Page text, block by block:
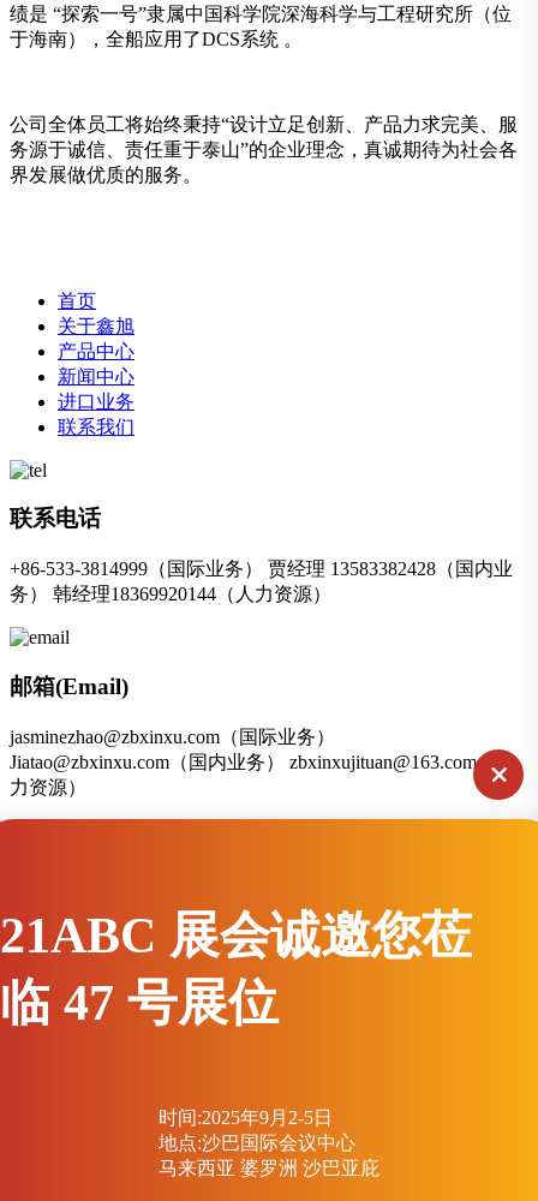
绩是 “探索一号”隶属中国科学院深海科学与工程研究所（位
于海南），全船应用了DCS系统 。
公司全体员工将始终秉持“设计立足创新、产品力求完美、服
务源于诚信、责任重于泰山”的企业理念，真诚期待为社会各
界发展做优质的服务。
首页
关于鑫旭
产品中心
新闻中心
进口业务
联系我们
联系电话
+86-533-3814999（国际业务） 贾经理 13583382428（国内业
务） 韩经理18369920144（人力资源）
邮箱(Email)
jasminezhao@zbxinxu.com（国际业务）
Jiatao@zbxinxu.com（国内业务） zbxinxujituan@163.com（人
力资源）
山东省淄博市张店区兴园路9号
扫一扫联系
Copyright © 2026 山东鑫旭集团有限公司 版权所有.
21ABC 展会诚邀您莅
临 47 号展位
时间:2025年9月2-5日
地点:沙巴国际会议中心
马来西亚 婆罗洲 沙巴亚庇